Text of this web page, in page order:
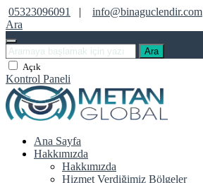
05323096091 |
info@binaguclendir.com
Ara
Ara
Açık
Kontrol Paneli
Ana Sayfa
Hakkımızda
Hakkımızda
Hizmet Verdiğimiz Bölgeler